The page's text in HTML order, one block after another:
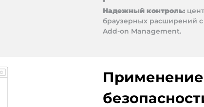
Надежный контроль:
браузерных расширений
Add-on Management.
Применение